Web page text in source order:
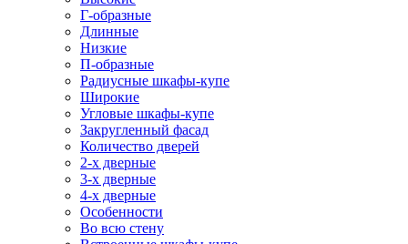
Г-образные
Длинные
Низкие
П-образные
Радиусные шкафы-купе
Широкие
Угловые шкафы-купе
Закругленный фасад
Количество дверей
2-х дверные
3-х дверные
4-х дверные
Особенности
Во всю стену